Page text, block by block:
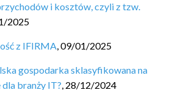
i kosztów, czyli z tzw.
2025
z IFIRMA,09/01/2025
gospodarka sklasyfikowana na
dla branży IT?, 28/12/2024